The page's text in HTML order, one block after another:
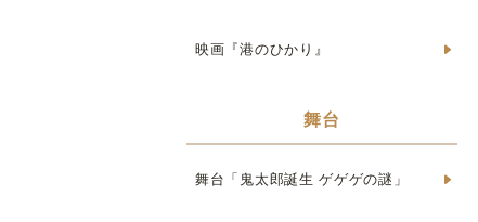
映画『港のひかり』
舞台
舞台「鬼太郎誕生 ゲゲゲの謎」